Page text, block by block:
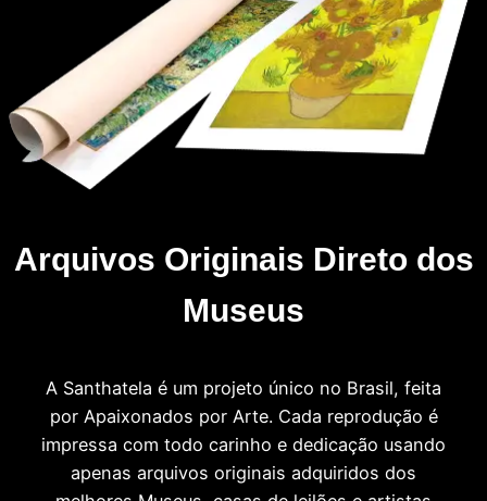
Arquivos Originais Direto dos
Museus
A Santhatela é um projeto único no Brasil, feita
por Apaixonados por Arte. Cada reprodução é
impressa com todo carinho e dedicação usando
apenas arquivos originais adquiridos dos